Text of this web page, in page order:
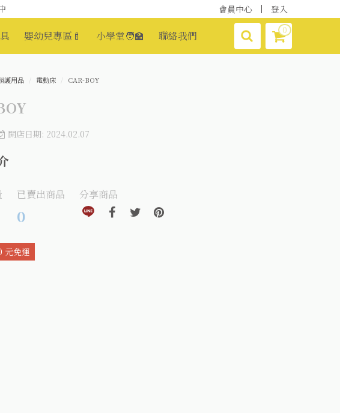
會員中心 登入
嬰幼兒專區🍼 小學堂🧑‍🏫 聯絡我們 0
護用品 電動床 CAR-BOY
開店日期: 2024.02.07
已賣出商品
0
分享商品
分享到line(另開視窗)
分享到facebook(另開視窗)
分享到twitter(另開視窗)
分享到pinterest(另開視窗)
元免運